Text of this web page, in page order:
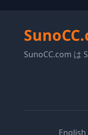
SunoCC.com は
English